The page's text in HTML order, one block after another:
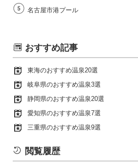
名古屋市港プール
おすすめ記事
東海のおすすめ温泉20選
岐阜県のおすすめ温泉3選
静岡県のおすすめ温泉20選
愛知県のおすすめ温泉7選
三重県のおすすめ温泉9選
閲覧履歴